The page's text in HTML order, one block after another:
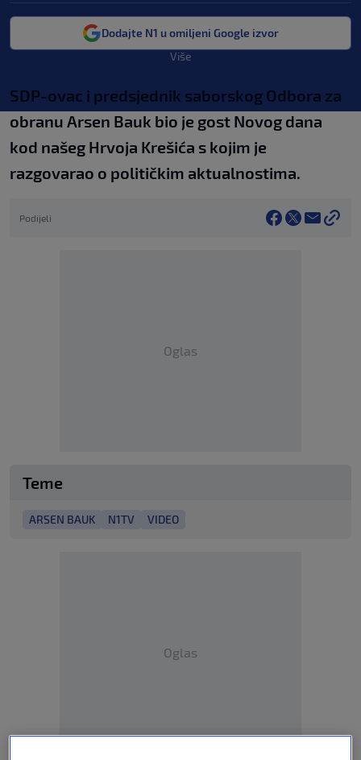
Dodajte N1 u omiljeni Google izvor
Više
SDP-ovac i predsjednik saborskog Odbora za
obranu Arsen Bauk bio je gost Novog dana
kod našeg Hrvoja Krešića s kojim je
razgovarao o političkim aktualnostima.
Podijeli
Oglas
Teme
ARSEN BAUK N1TV VIDEO
Oglas